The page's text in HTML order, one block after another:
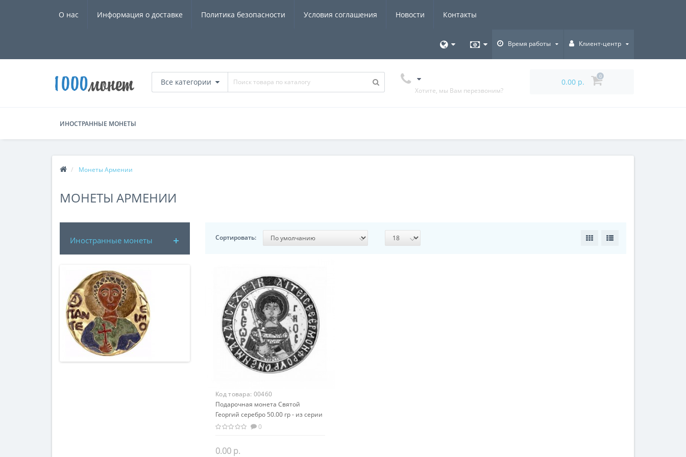
О нас Информация о доставке Политика безопасности Условия соглашения Новости Контакты
Время работы Клиент-центр
Все категории
Хотите, мы Вам перезвоним?
0.00 р.
0
ИНОСТРАННЫЕ МОНЕТЫ
Монеты Армении
МОНЕТЫ АРМЕНИИ
Иностранные монеты Сортировать:
Код товара: 00460
Подарочная монета Святой
Георгий серебро 50.00 гр - из серии
мировая религия Христианство
0
0.00 р.